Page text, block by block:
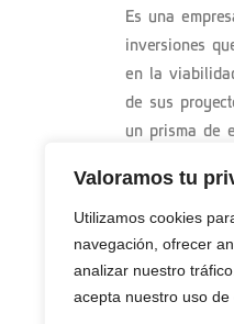
Valoramos tu
Utilizamos cookies
navegación, ofrecer
analizar nuestro
acepta nuestro uso de
Es una
inversiones
en la
de sus
un prisma de